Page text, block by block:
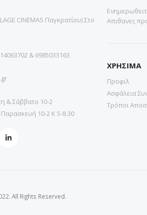
CINEMAS Παγκρατίου) Στο
& 6985033163
& Σάββατο 10-2
10-2 Κ 5-8.30
Απιθανες
ΧΡΗΣΙΜΑ
Προφιλ
Ασφάλεια
Τρόποι
All Rights Reserved.